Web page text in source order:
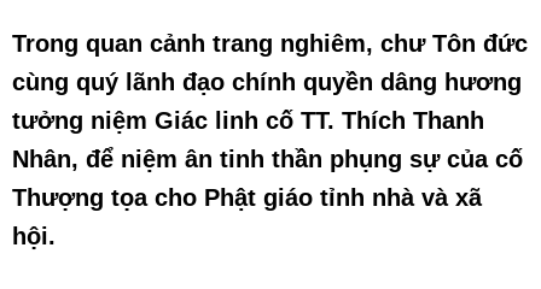
Trong quan cảnh trang nghiêm, chư Tôn đức
cùng quý lãnh đạo chính quyền dâng hương
tưởng niệm Giác linh cố TT. Thích Thanh
Nhân, để niệm ân tinh thần phụng sự của cố
Thượng tọa cho Phật giáo tỉnh nhà và xã
hội.